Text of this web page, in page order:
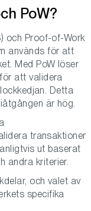
PoW?
och Proof-of-Work
används för att
Med PoW löser
att validera
Detta
är hög.
transaktioner
ut baserat
andra kriterier.
och valet av
specifika